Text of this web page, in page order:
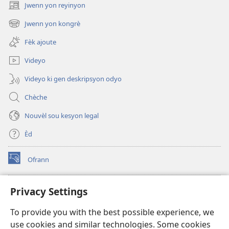
Privacy Settings
To provide you with the best possible experience, we
use cookies and similar technologies. Some cookies
Jwenn yon reyinyon
(opens
new
window)
Jwenn yon kongrè
(opens
new
window)
Fèk ajoute
Videyo
Videyo ki gen deskripsyon odyo
Chèche
Nouvèl sou kesyon legal
Èd
Ofrann
(opens
new
Bibliyotèk sou Entènèt
(opens
window)JW Hub
(opens
new